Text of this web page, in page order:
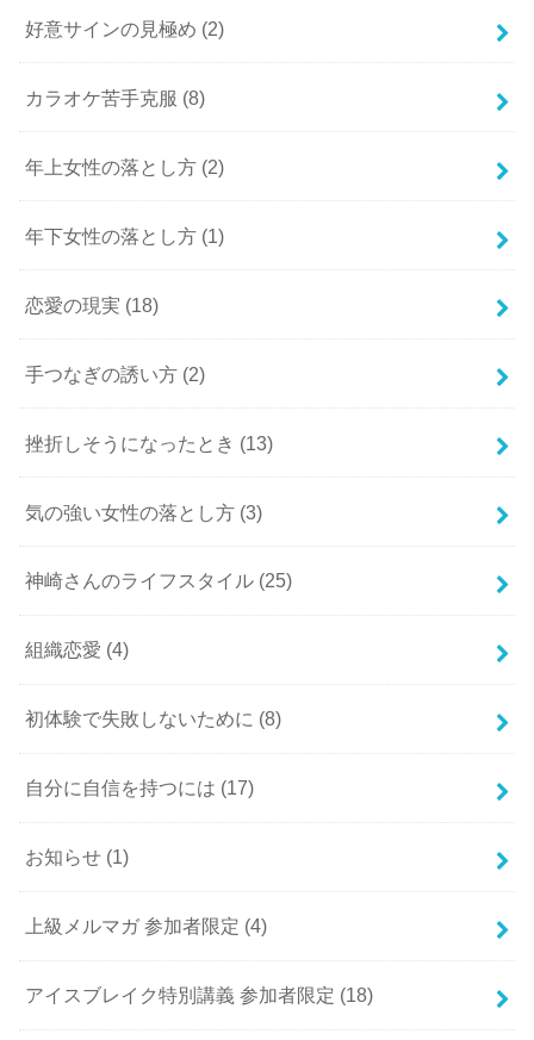
好意サインの見極め (2)
カラオケ苦手克服 (8)
年上女性の落とし方 (2)
年下女性の落とし方 (1)
恋愛の現実 (18)
手つなぎの誘い方 (2)
挫折しそうになったとき (13)
気の強い女性の落とし方 (3)
神崎さんのライフスタイル (25)
組織恋愛 (4)
初体験で失敗しないために (8)
自分に自信を持つには (17)
お知らせ (1)
上級メルマガ 参加者限定 (4)
アイスブレイク特別講義 参加者限定 (18)